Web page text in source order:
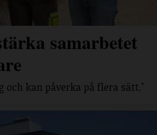
samarbetet
och kan påverka på flera sätt."